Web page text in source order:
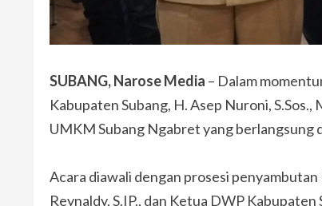
SUBANG, Narose Media – Dalam
Kabupaten Subang, H. Asep Nuroni,
UMKM Subang Ngabret yang berlangsung
Acara diawali dengan prosesi
Reynaldy, S.IP., dan Ketua DWP Kabupaten